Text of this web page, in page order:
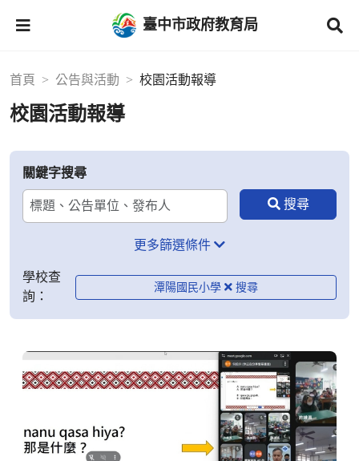
臺中市政府教育局
首頁 公告與活動 校園活動報導
校園活動報導
關鍵字搜尋
更多篩選條件
學校查
詢：
潭陽國民小學